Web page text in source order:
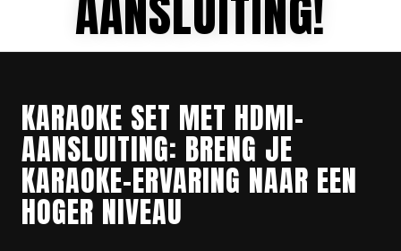
KARAOKE SET MET HDMI-
AANSLUITING: BRENG JE
KARAOKE-ERVARING NAAR EEN
HOGER NIVEAU